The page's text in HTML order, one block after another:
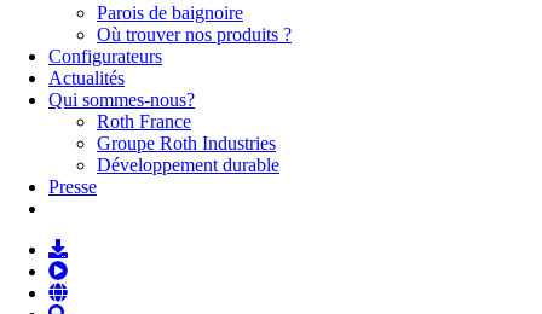
Parois de baignoire
Où trouver nos produits ?
Configurateurs
Actualités
Qui sommes-nous?
Roth France
Groupe Roth Industries
Développement durable
Presse